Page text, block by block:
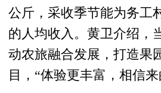
公斤，采收季节能为务工
的人均收入。黄卫介绍，
动农旅融合发展，打造果
目，“体验更丰富，相信